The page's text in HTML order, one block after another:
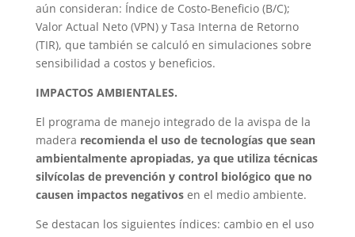
aún consideran: Índice de Costo-Beneficio (B/C);
Valor Actual Neto (VPN) y Tasa Interna de Retorno
(TIR), que también se calculó en simulaciones sobre
sensibilidad a costos y beneficios.
IMPACTOS AMBIENTALES.
El programa de manejo integrado de la avispa de la
madera recomienda el uso de tecnologías que sean
ambientalmente apropiadas, ya que utiliza técnicas
silvícolas de prevención y control biológico que no
causen impactos negativosen el medio ambiente.
Se destacan los siguientes índices: cambio en el uso